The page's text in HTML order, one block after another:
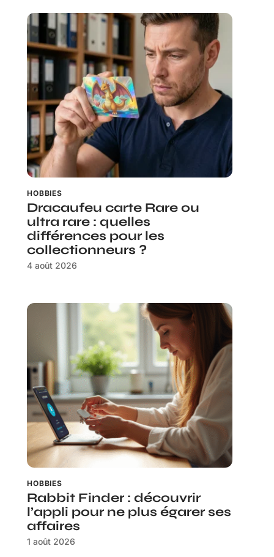
HOBBIES
Dracaufeu carte Rare ou
ultra rare : quelles
différences pour les
collectionneurs ?
4 août 2026
HOBBIES
Rabbit Finder : découvrir
l’appli pour ne plus égarer ses
affaires
1 août 2026